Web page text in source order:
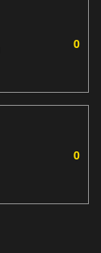
0
0